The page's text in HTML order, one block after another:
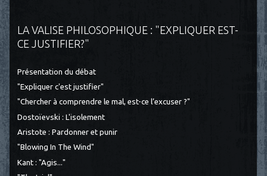
LA VALISE PHILOSOPHIQUE : "EXPLIQUER EST-
CE JUSTIFIER?"
Présentation du débat
"Expliquer c'est justifier"
"Chercher à comprendre le mal, est-ce l’excuser ?"
Dostoïevski : L'isolement
Aristote : Pardonner et punir
"Blowing In The Wind"
Kant : "Agis..."